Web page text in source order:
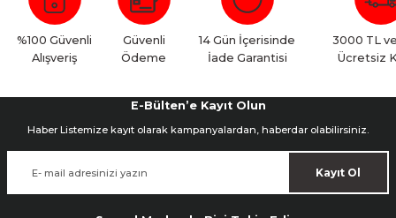
%100 Güvenli
Alışveriş
Güvenli
Ödeme
14 Gün İçerisinde
İade Garantisi
3000 TL
Ücretsiz
E-Bülten’e Kayıt Olun
Haber Listemize kayıt olarak kampanyalardan, haberdar olabilirsiniz.
Kayıt Ol